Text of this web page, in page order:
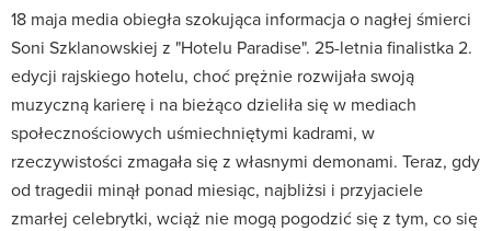
18 maja media obiegła szokująca informacja o nagłej śmierci
Soni Szklanowskiej z "Hotelu Paradise". 25-letnia finalistka 2.
edycji rajskiego hotelu, choć prężnie rozwijała swoją
muzyczną karierę i na bieżąco dzieliła się w mediach
społecznościowych uśmiechniętymi kadrami, w
rzeczywistości zmagała się z własnymi demonami. Teraz, gdy
od tragedii minął ponad miesiąc, najbliżsi i przyjaciele
zmarłej celebrytki, wciąż nie mogą pogodzić się z tym, co się